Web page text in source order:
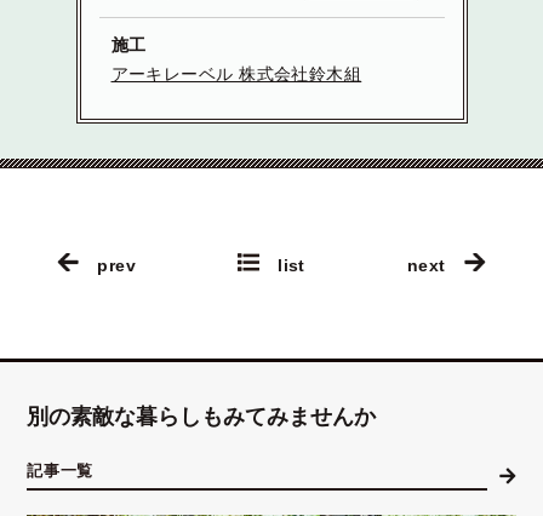
施工
アーキレーベル 株式会社鈴木組
prev next
list
別の素敵な暮らしもみてみませんか
記事一覧